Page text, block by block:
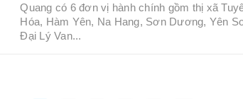
Quang có 6 đơn vị hành chính gồm thị xã
Hóa, Hàm Yên, Na Hang, Sơn Dương, Yên
Đại Lý Van...